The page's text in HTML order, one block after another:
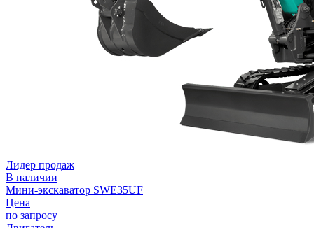
Лидер продаж
В наличии
Мини-экскаватор SWE35UF
Цена
по запросу